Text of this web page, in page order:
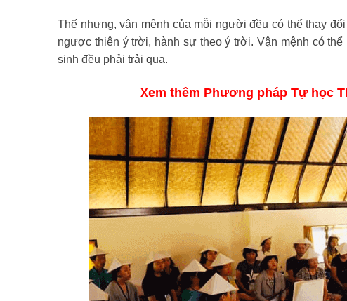
Thế nhưng, vận mệnh của mỗi người đều có thể thay
ngược thiên ý trời, hành sự theo ý trời. Vận mệnh có
sinh đều phải trải qua.
Xem thêm Phương pháp Tự học